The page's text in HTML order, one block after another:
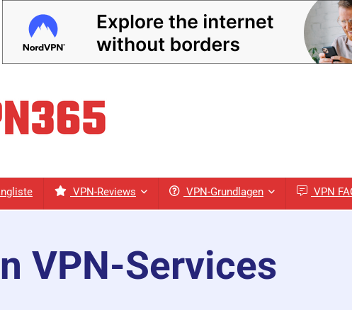
VPN-Reviews VPN-Grundlagen VPN
VPN-Services